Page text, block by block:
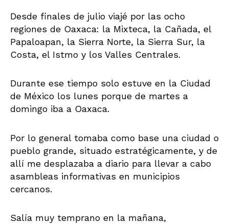
Desde finales de julio viajé por las ocho
regiones de Oaxaca: la Mixteca, la Cañada, el
Papaloapan, la Sierra Norte, la Sierra Sur, la
Costa, el Istmo y los Valles Centrales.
Durante ese tiempo solo estuve en la Ciudad
de México los lunes porque de martes a
domingo iba a Oaxaca.
Por lo general tomaba como base una ciudad o
pueblo grande, situado estratégicamente, y de
allí me desplazaba a diario para llevar a cabo
asambleas informativas en municipios
cercanos.
Salía muy temprano en la mañana,